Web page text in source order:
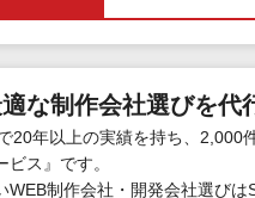
な制作会社選びを代
20年以上の実績を持ち、2,000
ビス』です。
WEB制作会社・開発会社選びは